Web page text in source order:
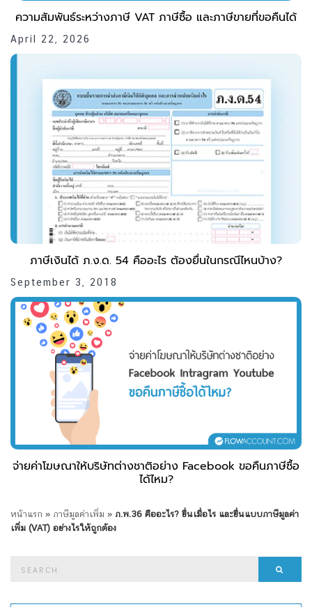
ความสัมพันธ์ระหว่างภาษี VAT ภาษีซื้อ และภาษีขายที่ขอคืนได้
April 22, 2026
ภาษีเงินได้ ภ.ง.ด. 54 คืออะไร ต้องยื่นในกรณีไหนบ้าง?
September 3, 2018
จ่ายค่าโฆษณาให้บริษัทต่างชาติอย่าง Facebook ขอคืนภาษีซื้อ
ได้ไหม?
หน้าแรก » ภาษีมูลค่าเพิ่ม » ภ.พ.36 คืออะไร? ยื่นเมื่อไร และยื่นแบบภาษีมูลค่า
เพิ่ม (VAT) อย่างไรให้ถูกต้อง